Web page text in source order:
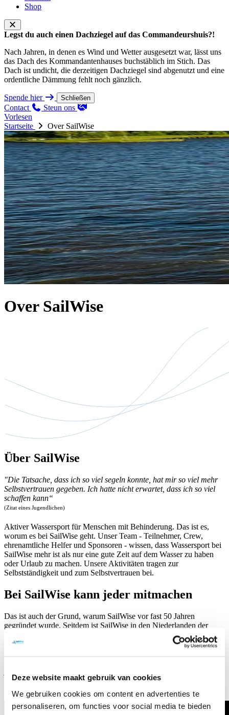
Deze website maakt gebruik van cookies
We gebruiken cookies om content en advertenties te
personaliseren, om functies voor social media te bieden
Shop
Legst du auch einen Dachziegel auf das Commandeurshuis?!
Nach Jahren, in denen es Wind und Wetter ausgesetzt war, lässt uns
das Dach des Kommandantenhauses buchstäblich im Stich. Das
Dach ist undicht, die derzeitigen Dachziegel sind abgenutzt und eine
ordentliche Dämmung fehlt noch gänzlich.
Spende hier Schließen
Contact
Steun ons
Vorlesen
Startseite
Over SailWise
Over SailWise
Über SailWise
"Die Tatsache, dass ich so viel segeln konnte, hat mir so viel mehr
Selbstvertrauen gegeben. Ich hatte nicht erwartet, dass ich so viel
schaffen kann“
(Zitat eines Jugendlichen)
Aktiver Wassersport für Menschen mit Behinderung. Das ist es,
worum es bei SailWise geht. Unser Team - Teilnehmer, Crew,
ehrenamtliche Helfer und Sponsoren - wissen, dass Wassersport bei
SailWise mehr ist als nur eine gute Zeit auf dem Wasser zu haben
oder Urlaub zu machen. Unsere Aktivitäten tragen zur
Selbstständigkeit und zum Selbstvertrauen bei.
Bei SailWise kann jeder mitmachen
Das ist auch der Grund, warum SailWise vor fast 50 Jahren
gegründet wurde. Seitdem ist SailWise in den Niederlanden der
einzige Anbieter von mehrtägigen aktiven Wassersporturlauben für
Menschen mit einer Behinderung. Ob es sich nun um Menschen mit